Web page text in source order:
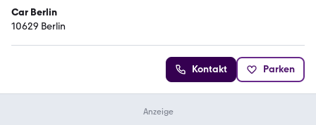
Car Berlin
10629 Berlin
Kontakt Parken